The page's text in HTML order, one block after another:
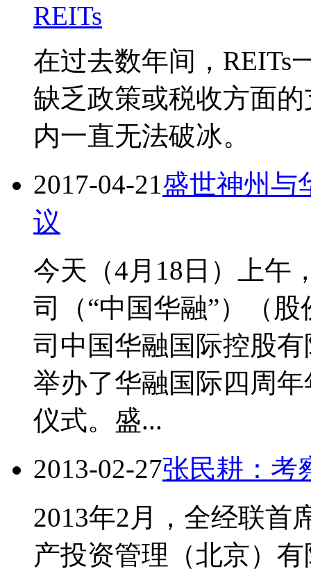
REITs
在过去数年间，REITs
缺乏政策或税收方面
内一直无法破冰。
2017-04-21盛世神州与
议
今天（4月18日）上午
司（“中国华融”）（
司中国华融国际控股
举办了华融国际四周
仪式。盛...
2013-02-27张民耕：考
2013年2月，全经联首
产投资管理（北京）